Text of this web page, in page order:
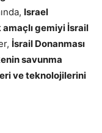
Israel
amaçlı gemiyi İsrail
İsrail Donanması
savunma
ve teknolojilerini